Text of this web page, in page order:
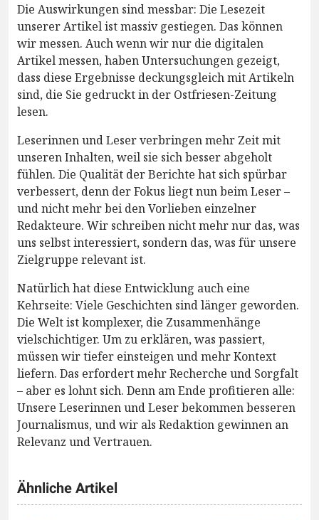
Die Auswirkungen sind messbar: Die Lesezeit
unserer Artikel ist massiv gestiegen. Das können
wir messen. Auch wenn wir nur die digitalen
Artikel messen, haben Untersuchungen gezeigt,
dass diese Ergebnisse deckungsgleich mit Artikeln
sind, die Sie gedruckt in der Ostfriesen-Zeitung
lesen.
Leserinnen und Leser verbringen mehr Zeit mit
unseren Inhalten, weil sie sich besser abgeholt
fühlen. Die Qualität der Berichte hat sich spürbar
verbessert, denn der Fokus liegt nun beim Leser –
und nicht mehr bei den Vorlieben einzelner
Redakteure. Wir schreiben nicht mehr nur das, was
uns selbst interessiert, sondern das, was für unsere
Zielgruppe relevant ist.
Natürlich hat diese Entwicklung auch eine
Kehrseite: Viele Geschichten sind länger geworden.
Die Welt ist komplexer, die Zusammenhänge
vielschichtiger. Um zu erklären, was passiert,
müssen wir tiefer einsteigen und mehr Kontext
liefern. Das erfordert mehr Recherche und Sorgfalt
– aber es lohnt sich. Denn am Ende profitieren alle:
Unsere Leserinnen und Leser bekommen besseren
Journalismus, und wir als Redaktion gewinnen an
Relevanz und Vertrauen.
Ähnliche Artikel